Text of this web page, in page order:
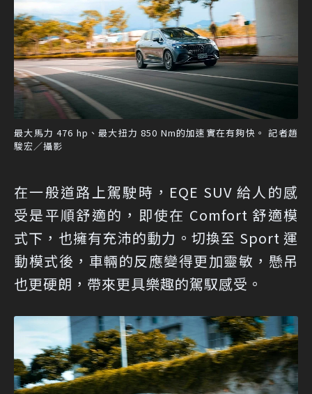
最大馬力 476 hp、最大扭力 850 Nm的加速實在有夠快。 記者趙
駿宏／攝影
在一般道路上駕駛時，EQE SUV 給人的感
受是平順舒適的，即使在 Comfort 舒適模
式下，也擁有充沛的動力。切換至 Sport 運
動模式後，車輛的反應變得更加靈敏，懸吊
也更硬朗，帶來更具樂趣的駕馭感受。